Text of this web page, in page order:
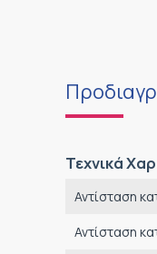
Τεχνικά
Αντίσταση
Αντίσταση